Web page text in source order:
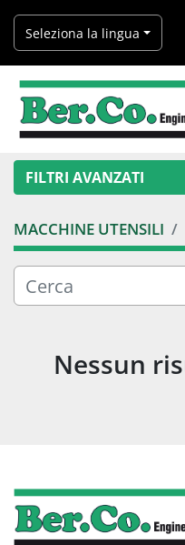
Seleziona la lingua
FILTRI AVANZATI
Categoria
Produttore
Modello
MACCHINE UTENSILI
Nessun